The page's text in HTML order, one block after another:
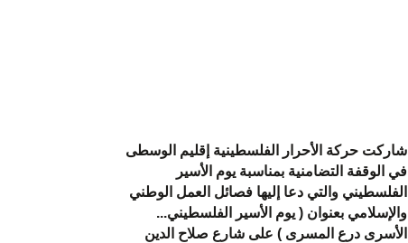
شاركت حركة الأحرار الفلسطينية إقليم الوسطى
في الوقفة التضامنية بمناسبة يوم الأسير
الفلسطيني والتي دعا إليها فصائل العمل الوطني
والإسلامي بعنوان ( يوم الأسير الفلسطيني...
الأسرى درع المسرى ) على شارع صلاح الدين